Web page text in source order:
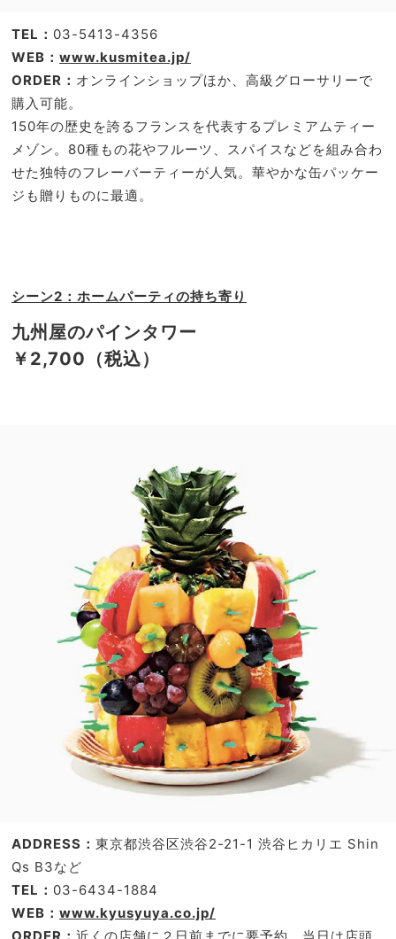
TEL： 03-5413-4356
WEB： www.kusmitea.jp/
ORDER： オンラインショップほか、高級グローサリーで
購入可能。
150年の歴史を誇るフランスを代表するプレミアムティー
メゾン。80種もの花やフルーツ、スパイスなどを組み合わ
せた独特のフレーバーティーが人気。華やかな缶パッケー
ジも贈りものに最適。
シーン2：ホームパーティの持ち寄り
九州屋のパインタワー
￥2,700（税込）
ADDRESS： 東京都渋谷区渋谷2-21-1 渋谷ヒカリエ Shin
Qs B3など
TEL： 03-6434-1884
WEB： www.kyusyuya.co.jp/